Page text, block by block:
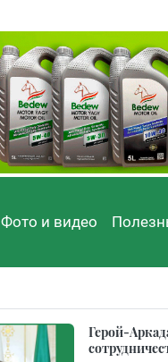
Фото и видео
Герой-